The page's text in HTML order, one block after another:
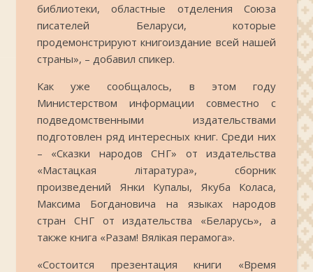
библиотеки, областные отделения Союза
писателей Беларуси, которые
продемонстрируют книгоиздание всей нашей
страны», – добавил спикер.
Как уже сообщалось, в этом году
Министерством информации совместно с
подведомственными издательствами
подготовлен ряд интересных книг. Среди них
– «Сказки народов СНГ» от издательства
«Мастацкая літаратура», сборник
произведений Янки Купалы, Якуба Коласа,
Максима Богдановича на языках народов
стран СНГ от издательства «Беларусь», а
также книга «Разам! Вялiкая перамога».
«Состоится презентация книги «Время